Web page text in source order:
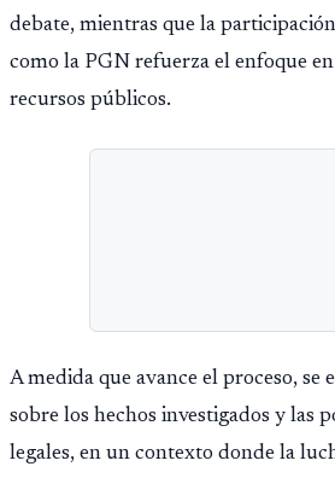
debate, mientras que la
como la PGN refuerza el enfoque
recursos públicos.
A medida que avance el proceso, se
sobre los hechos investigados y las
legales, en un contexto donde la